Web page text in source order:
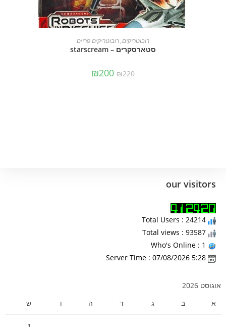
הוספה לסלרובוטריקים,רובוטריקים פריים
סטארסקרים – starscream
₪220
₪200
our visitors
אוגוסט 2026
א
ב ג ד ה ו ש